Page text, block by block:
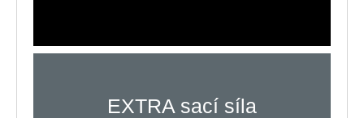
EXTRA sací síla